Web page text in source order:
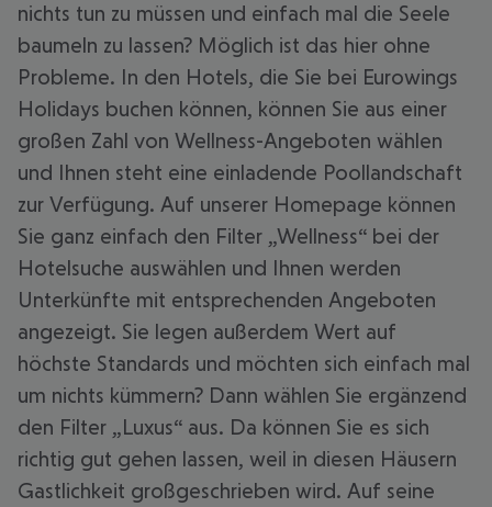
nichts tun zu müssen und einfach mal die Seele
baumeln zu lassen? Möglich ist das hier ohne
Probleme. In den Hotels, die Sie bei Eurowings
Holidays buchen können, können Sie aus einer
großen Zahl von Wellness-Angeboten wählen
und Ihnen steht eine einladende Poollandschaft
zur Verfügung. Auf unserer Homepage können
Sie ganz einfach den Filter „Wellness“ bei der
Hotelsuche auswählen und Ihnen werden
Unterkünfte mit entsprechenden Angeboten
angezeigt. Sie legen außerdem Wert auf
höchste Standards und möchten sich einfach mal
um nichts kümmern? Dann wählen Sie ergänzend
den Filter „Luxus“ aus. Da können Sie es sich
richtig gut gehen lassen, weil in diesen Häusern
Gastlichkeit großgeschrieben wird. Auf seine